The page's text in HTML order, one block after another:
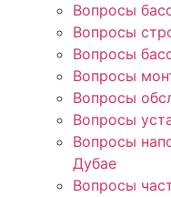
Вопросы
Вопросы
Вопросы
Вопросы
Вопросы
Вопросы
Вопросы
Дубае
Вопросы